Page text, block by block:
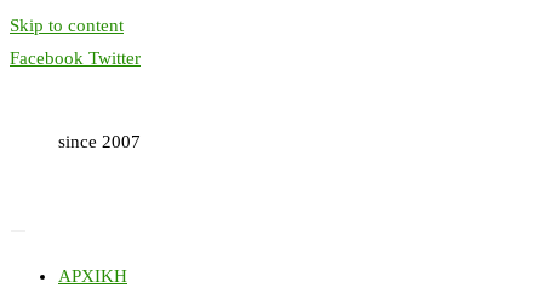
Skip to content
Facebook Twitter
since 2007
ΑΡΧΙΚΗ